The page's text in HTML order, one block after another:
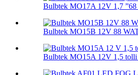
Bulbtek MO17A 12V 1,7 ”68
Bulbtek MO15B 12V 88
Bulbtek MO15A 12V 1,5 tolli